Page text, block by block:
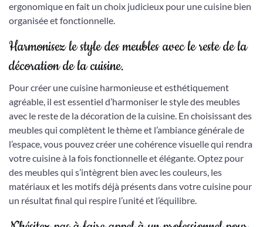
ergonomique en fait un choix judicieux pour une cuisine bien
organisée et fonctionnelle.
Harmonisez le style des meubles avec le reste de la
décoration de la cuisine.
Pour créer une cuisine harmonieuse et esthétiquement
agréable, il est essentiel d’harmoniser le style des meubles
avec le reste de la décoration de la cuisine. En choisissant des
meubles qui complètent le thème et l’ambiance générale de
l’espace, vous pouvez créer une cohérence visuelle qui rendra
votre cuisine à la fois fonctionnelle et élégante. Optez pour
des meubles qui s’intègrent bien avec les couleurs, les
matériaux et les motifs déjà présents dans votre cuisine pour
un résultat final qui respire l’unité et l’équilibre.